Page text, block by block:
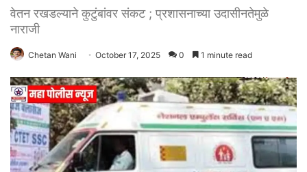
वेतन रखडल्याने कुटुंबांवर संकट ; प्रशासनाच्या उदासीनतेमुळे
नाराजी
Chetan Wani October 17, 2025 0 1 minute read